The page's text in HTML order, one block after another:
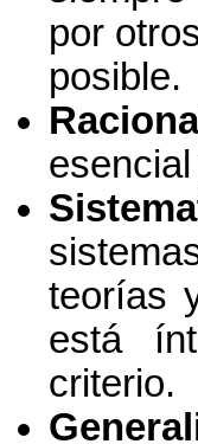
por
posible.
teorías
está
criterio.